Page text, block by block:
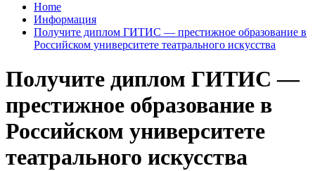
Home
Информация
Получите диплом ГИТИС — престижное образование в
Российском университете театрального искусства
Получите диплом ГИТИС —
престижное образование в
Российском университете
театрального искусства